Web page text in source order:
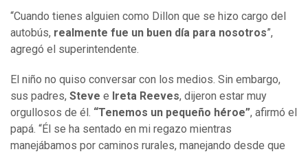
“Cuando tienes alguien como Dillon que se hizo cargo del
autobús, realmente fue un buen día para nosotros”,
agregó el superintendente.
El niño no quiso conversar con los medios. Sin embargo,
sus padres, Steve e Ireta Reeves, dijeron estar muy
orgullosos de él. “Tenemos un pequeño héroe”, afirmó el
papá. “Él se ha sentado en mi regazo mientras
manejábamos por caminos rurales, manejando desde que